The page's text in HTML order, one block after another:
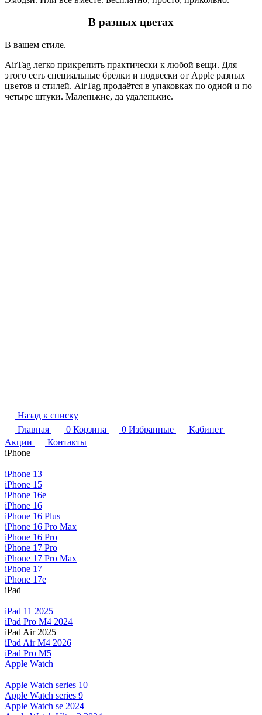
В разных цветах
В вашем стиле.
AirTag легко прикрепить практически к любой вещи. Для
этого есть специальные брелки и подвески от Apple разных
цветов и стилей. AirTag продаётся в упаковках по одной и по
четыре штуки. Маленькие, да удаленькие.
Назад к списку
Главная
0 Корзина 0 Избранные
Кабинет
Акции
Контакты
iPhone
iPhone 13
iPhone 15
iPhone 16e
iPhone 16
iPhone 16 Plus
iPhone 16 Pro Max
iPhone 16 Pro
iPhone 17 Pro
iPhone 17 Pro Max
iPhone 17
iPhone 17e
iPad
iPad 11 2025
iPad Pro M4 2024
iPad Air 2025
iPad Air M4 2026
iPad Pro M5
Apple Watch
Apple Watch series 10
Apple Watch series 9
Apple Watch se 2024